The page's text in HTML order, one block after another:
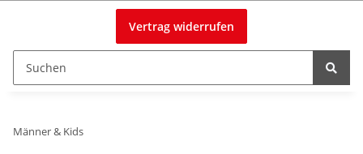
Vertrag widerrufen
Männer & Kids